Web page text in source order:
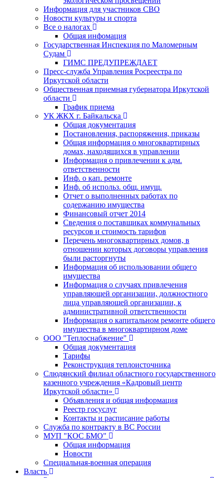
Информация для участников СВО
Новости культуры и спорта
Все о налогах
Общая инфомация
Государственная Инспекция по Маломерным
Судам
ГИМС ПРЕДУПРЕЖДАЕТ
Пресс-служба Управления Росреестра по
Иркутской области
Общественная приемная губернатора Иркутской
области
График приема
УК ЖКХ г. Байкальска
Общая документация
Постановления, распоряжения, приказы
Общая информация о многоквартирных
домах, находящихся в управлении
Информация о привлечении к адм.
ответственности
Инф. о кап. ремонте
Инф. об использ. общ. имущ.
Отчет о выполненных работах по
содержанию имущества
Финансовый отчет 2014
Сведения о поставщиках коммунальных
ресурсов и стоимость тарифов
Перечень многоквартирных домов, в
отношении которых договоры управления
были расторгнуты
Информация об использовании общего
имущества
Информация о случаях привлечения
управляющей организации, должностного
лица управляющей организации, к
административной ответственности
Информация о капитальном ремонте общего
имущества в многоквартирном доме
ООО "Теплоснабжение"
Общая документация
Тарифы
Реконструкция теплоисточника
Слюдянский филиал областного государственного
казенного учреждения «Кадровый центр
Иркутской области»
Объявления и общая информация
Реестр госуслуг
Контакты и расписание работы
Служба по контракту в ВС России
МУП "КОС БМО"
Общая информация
Новости
Специальная-военная операция
Власть